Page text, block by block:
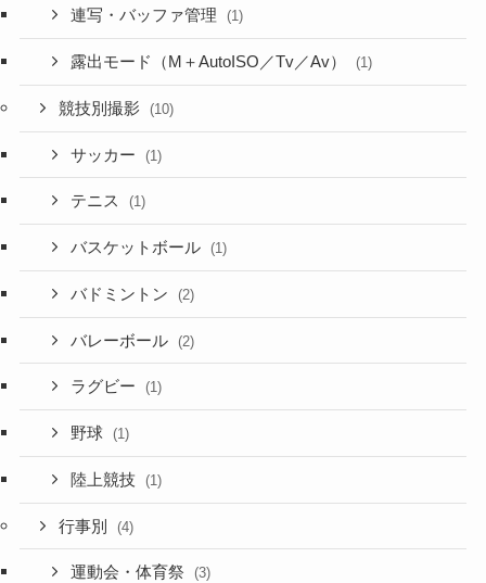
連写・バッファ管理 (1)
露出モード（M＋AutoISO／Tv／Av） (1)
競技別撮影 (10)
サッカー (1)
テニス (1)
バスケットボール (1)
バドミントン (2)
バレーボール (2)
ラグビー (1)
野球 (1)
陸上競技 (1)
行事別 (4)
運動会・体育祭 (3)